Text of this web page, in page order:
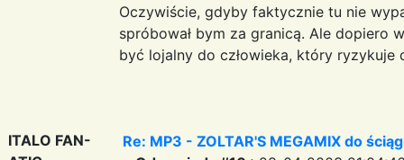
Oczywiście, gdyby faktycznie tu nie
spróbował bym za granicą. Ale dopiero
być lojalny do człowieka, który ryzykuje
ITALO FAN-
Re: MP3 - ZOLTAR'S MEGAMIX do